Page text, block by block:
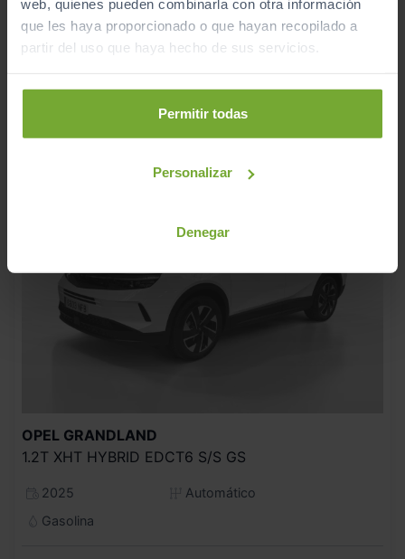
web, quienes pueden combinarla con otra información
que les haya proporcionado o que hayan recopilado a
partir del uso que haya hecho de sus servicios.
Permitir todas
Personalizar
Denegar
2025
Manual
Gasolina
OPEL GRANDLAND
1.2T XHT HYBRID EDCT6 S/S GS
2025
Automático
Gasolina